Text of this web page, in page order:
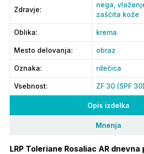
Opis izdelka
Mnenja
LRP Toleriane Rosaliac AR dnevna
Zdravje:
nega,
zaščita kože
Oblika: krema
Mesto delovanja: obraz
Oznaka: rdečica
Vsebnost: ZF 30 (SPF 30)